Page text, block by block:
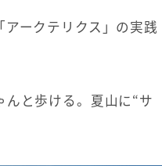
ークテリクス」の実践
と歩ける。夏山に“サ